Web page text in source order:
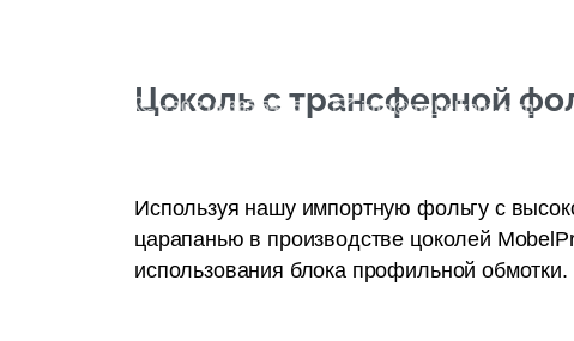
+90 216 365 54 15 info@mobelkant.com
Цоколь с трансферной
Используя нашу импортную фольгу с
царапанью в производстве цоколей
использования блока профильной обмотки.